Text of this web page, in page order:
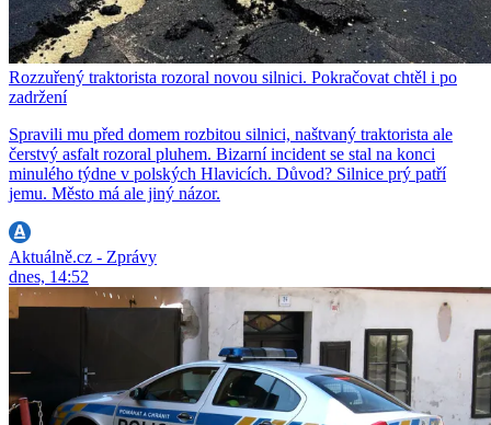
Rozzuřený traktorista rozoral novou silnici. Pokračovat chtěl i po
zadržení
Spravili mu před domem rozbitou silnici, naštvaný traktorista ale
čerstvý asfalt rozoral pluhem. Bizarní incident se stal na konci
minulého týdne v polských Hlavicích. Důvod? Silnice prý patří
jemu. Město má ale jiný názor.
Aktuálně.cz - Zprávy
dnes, 14:52